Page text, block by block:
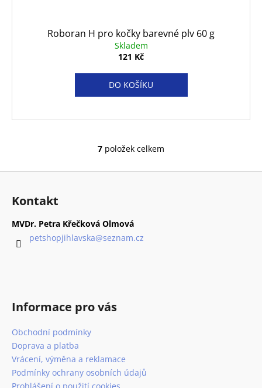
Roboran H pro kočky barevné plv 60 g
Skladem
121 Kč
DO KOŠÍKU
O
a
c
í
s
7 položek celkem
Z
Kontakt
MVDr. Petra Křečková Olmová
petshopjihlavska@seznam.cz
Informace pro vás
Obchodní podmínky
Doprava a platba
Vrácení, výměna a reklamace
Podmínky ochrany osobních údajů